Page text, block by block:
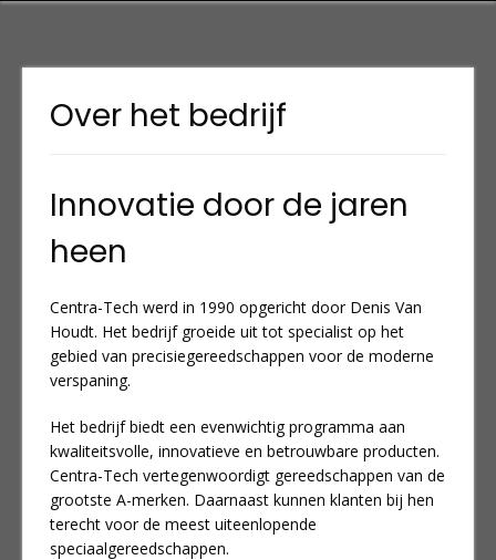
Over het bedrijf
Innovatie door de jaren
heen
Centra-Tech werd in 1990 opgericht door Denis Van
Houdt. Het bedrijf groeide uit tot specialist op het
gebied van precisiegereedschappen voor de moderne
verspaning.
Het bedrijf biedt een evenwichtig programma aan
kwaliteitsvolle, innovatieve en betrouwbare producten.
Centra-Tech vertegenwoordigt gereedschappen van de
grootste A-merken. Daarnaast kunnen klanten bij hen
terecht voor de meest uiteenlopende
speciaalgereedschappen.